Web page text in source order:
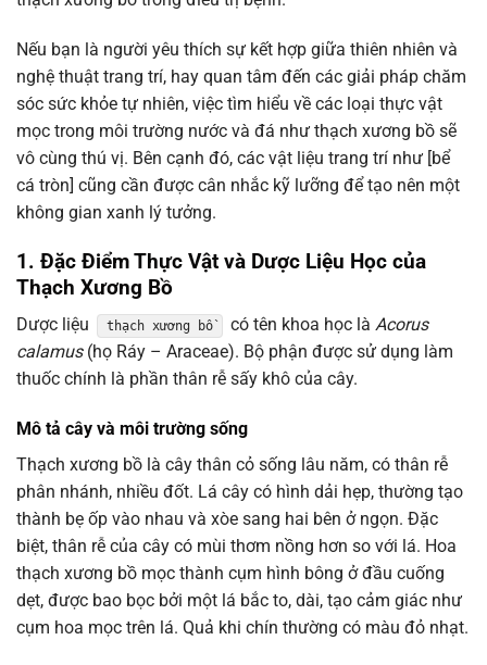
Nếu bạn là người yêu thích sự kết hợp giữa thiên nhiên và
nghệ thuật trang trí, hay quan tâm đến các giải pháp chăm
sóc sức khỏe tự nhiên, việc tìm hiểu về các loại thực vật
mọc trong môi trường nước và đá như thạch xương bồ sẽ
vô cùng thú vị. Bên cạnh đó, các vật liệu trang trí như [bể
cá tròn] cũng cần được cân nhắc kỹ lưỡng để tạo nên một
không gian xanh lý tưởng.
1. Đặc Điểm Thực Vật và Dược Liệu Học của
Thạch Xương Bồ
Dược liệu thạch xương bồ có tên khoa học làAcorus
calamus(họ Ráy – Araceae). Bộ phận được sử dụng làm
thuốc chính là phần thân rễ sấy khô của cây.
Mô tả cây và môi trường sống
Thạch xương bồ là cây thân cỏ sống lâu năm, có thân rễ
phân nhánh, nhiều đốt. Lá cây có hình dải hẹp, thường tạo
thành bẹ ốp vào nhau và xòe sang hai bên ở ngọn. Đặc
biệt, thân rễ của cây có mùi thơm nồng hơn so với lá. Hoa
thạch xương bồ mọc thành cụm hình bông ở đầu cuống
dẹt, được bao bọc bởi một lá bắc to, dài, tạo cảm giác như
cụm hoa mọc trên lá. Quả khi chín thường có màu đỏ nhạt.